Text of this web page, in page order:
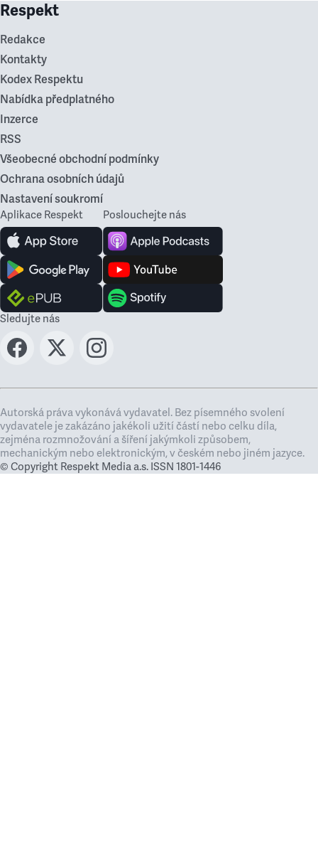
Respekt
Redakce
Kontakty
Kodex Respektu
Nabídka předplatného
Inzerce
RSS
Všeobecné obchodní podmínky
Ochrana osobních údajů
Nastavení soukromí
Aplikace Respekt Poslouchejte nás
Sledujte nás
Autorská práva vykonává vydavatel. Bez písemného svolení
vydavatele je zakázáno jakékoli užití částí nebo celku díla,
zejména rozmnožování a šíření jakýmkoli způsobem,
mechanickým nebo elektronickým, v českém nebo jiném jazyce.
© Copyright Respekt Media a.s. ISSN 1801-1446